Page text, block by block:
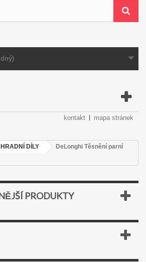
kontakt mapa stránek
DÍLY
DeLonghi Těsnění parní
PRODUKTY